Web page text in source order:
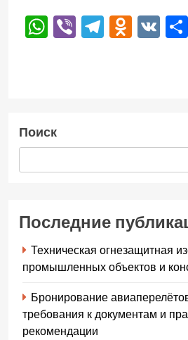
WhatsApp
ViberTelegram
VK
Поиск
Последние
Техническая огнезащитная
промышленных объектов и
Бронирование
требования к документам и
рекомендации